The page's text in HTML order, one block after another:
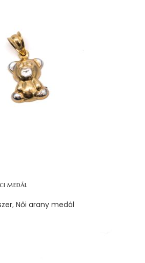
medál
, Női arany medál